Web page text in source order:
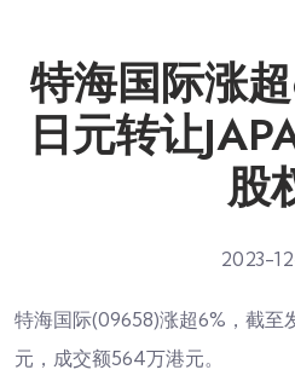
特海国际涨
日元转让
股
2023-
特海国际(09658)涨超6%，截至
元，成交额564万港元。